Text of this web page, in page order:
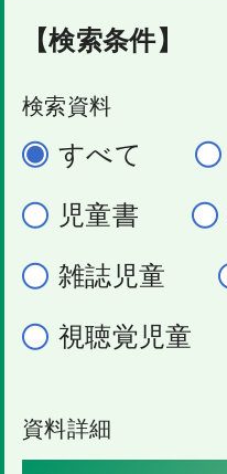
【検索条件】
検索資料
すべて
児童書
雑誌児童
視聴覚児童
資料詳細